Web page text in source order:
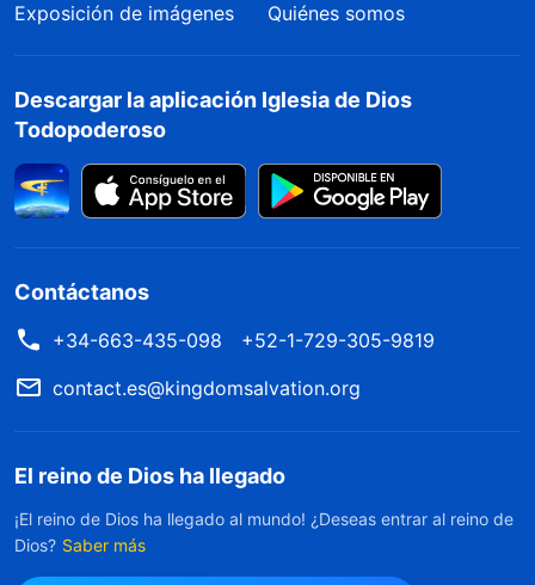
Exposición de imágenes
Quiénes somos
Descargar la aplicación Iglesia de Dios
Todopoderoso
Contáctanos
+34-663-435-098
+52-1-729-305-9819
contact.es@kingdomsalvation.org
El reino de Dios ha llegado
¡El reino de Dios ha llegado al mundo! ¿Deseas entrar al reino de
Dios? Saber más